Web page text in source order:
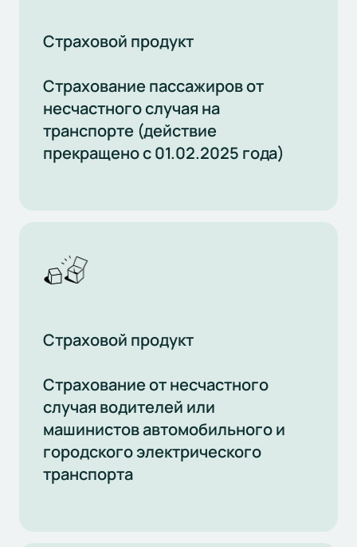
Страховой продукт
Страхование пассажиров от
несчастного случая на
транспорте (действие
прекращено с 01.02.2025 года)
Страховой продукт
Страхование от несчастного
случая водителей или
машинистов автомобильного и
городского электрического
транспорта